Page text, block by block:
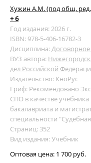
Хужин А.М. (под общ.
+ 6
Год издания: 2026 г.
ISBN: 978-5-406-16782-3
Дисциплина:
ВУЗ автора:
дел Российской
Издательство: КноРус
Гриф: Рекомендовано
СПО в качестве
бакалавриата и
специальности
Страниц: 352
Вид издания: Учебник
Оптовая цена: 1 700 руб.